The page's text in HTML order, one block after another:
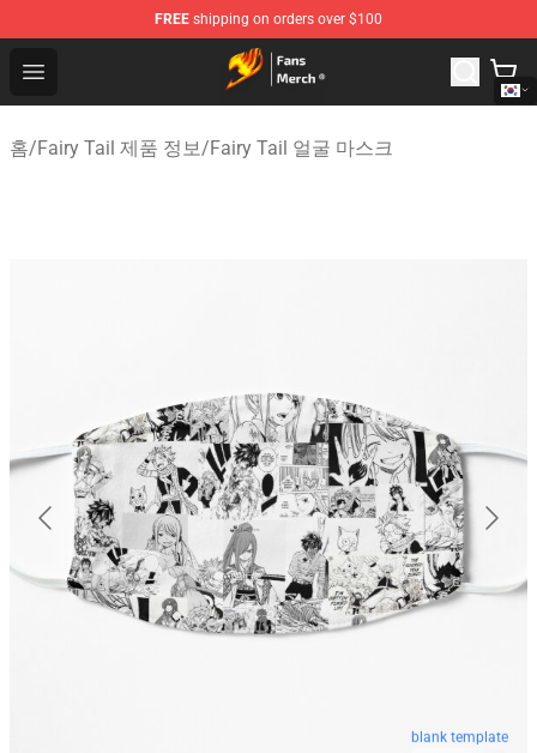
FREE shipping on orders over $100
Open menu
Fairy Tail Store - Official Fairy Tail Merchandise Shop
홈/Fairy Tail 제품 정보/Fairy Tail 얼굴 마스크
blank template